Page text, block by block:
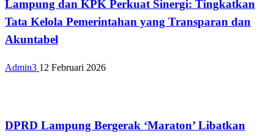
Lampung dan KPK Perkuat Sinergi: Tingkatkan
Tata Kelola Pemerintahan yang Transparan dan
Akuntabel
Admin3 12 Februari 2026
DPRD Lampung Bergerak ‘Maraton’ Libatkan